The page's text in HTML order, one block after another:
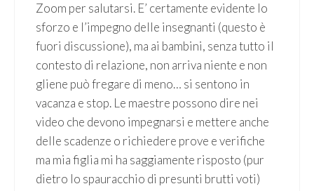
Zoom per salutarsi. E’ certamente evidente lo
sforzo e l’impegno delle insegnanti (questo è
fuori discussione), ma ai bambini, senza tutto il
contesto di relazione, non arriva niente e non
gliene può fregare di meno… si sentono in
vacanza e stop. Le maestre possono dire nei
video che devono impegnarsi e mettere anche
delle scadenze o richiedere prove e verifiche
ma mia figlia mi ha saggiamente risposto (pur
dietro lo spauracchio di presunti brutti voti)